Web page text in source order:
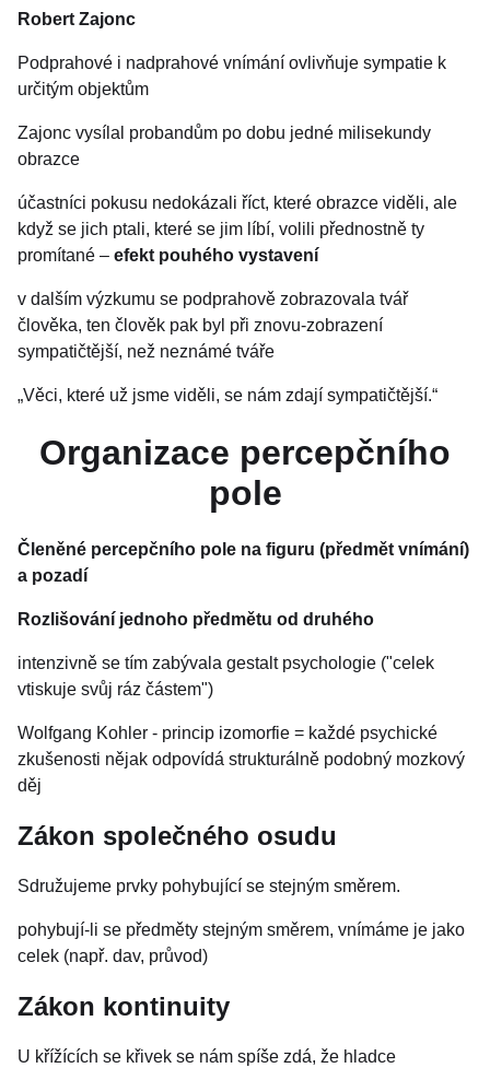
Robert Zajonc
Podprahové i nadprahové vnímání ovlivňuje sympatie k
určitým objektům
Zajonc vysílal probandům po dobu jedné milisekundy
obrazce
účastníci pokusu nedokázali říct, které obrazce viděli, ale
když se jich ptali, které se jim líbí, volili přednostně ty
promítané – efekt pouhého vystavení
v dalším výzkumu se podprahově zobrazovala tvář
člověka, ten člověk pak byl při znovu-zobrazení
sympatičtější, než neznámé tváře
„Věci, které už jsme viděli, se nám zdají sympatičtější.“
Organizace percepčního
pole
Členěné percepčního pole na figuru (předmět vnímání)
a pozadí
Rozlišování jednoho předmětu od druhého
intenzivně se tím zabývala gestalt psychologie ("celek
vtiskuje svůj ráz částem")
Wolfgang Kohler - princip izomorfie = každé psychické
zkušenosti nějak odpovídá strukturálně podobný mozkový
děj
Zákon společného osudu
Sdružujeme prvky pohybující se stejným směrem.
pohybují-li se předměty stejným směrem, vnímáme je jako
celek (např. dav, průvod)
Zákon kontinuity
U křížících se křivek se nám spíše zdá, že hladce